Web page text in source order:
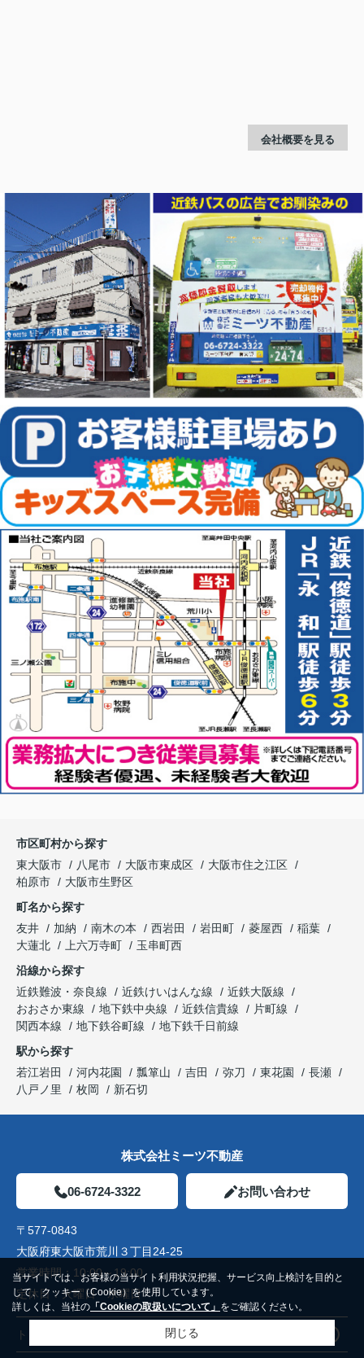
会社概要を見る
市区町村から探す
東大阪市
八尾市 大阪市東成区
大阪市住之江区
柏原市
大阪市生野区
町名から探す
友井
加納 南木の本 西岩田 岩田町 菱屋西
稲葉
大蓮北
上六万寺町
玉串町西
沿線から探す
近鉄難波・奈良線
近鉄けいはんな線
近鉄大阪線
おおさか東線
地下鉄中央線 近鉄信貴線
片町線
関西本線
地下鉄谷町線
地下鉄千日前線
駅から探す
若江岩田
河内花園 瓢箪山 吉田 弥刀 東花園
長瀬
八戸ノ里
枚岡 新石切
株式会社ミーツ不動産
06-6724-3322 お問い合わせ
〒577-0843
大阪府東大阪市荒川３丁目24-25
営業時間： 10:00～19:00
定休日：火曜日 水曜日
トップページ
当サイトでは、お客様の当サイト利用状況把握、サービス向上検討を目的と
して、クッキー（Cookie）を使用しています。
詳しくは、当社の 「Cookieの取扱いについて」 をご確認ください。
閉じる